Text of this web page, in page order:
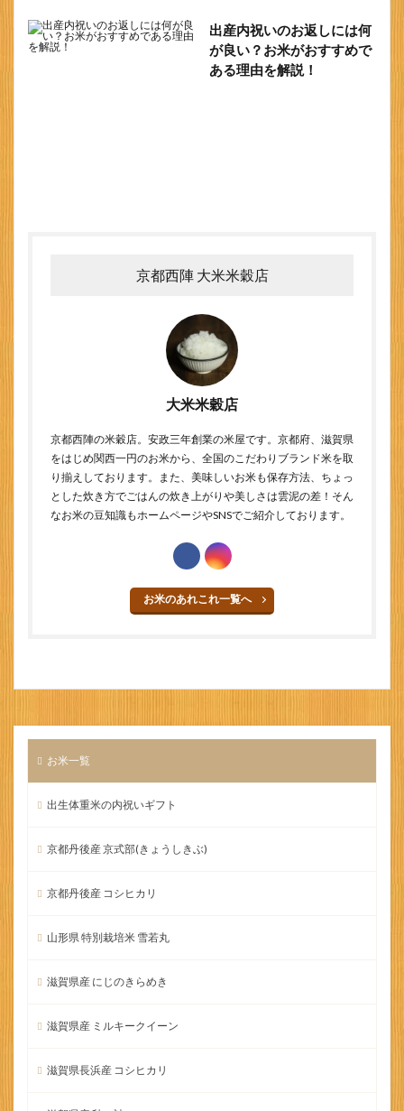
出産内祝いのお返しには何
が良い？お米がおすすめで
ある理由を解説！
京都西陣 大米米穀店
大米米穀店
京都西陣の米穀店。安政三年創業の米屋です。京都府、滋賀県
をはじめ関西一円のお米から、全国のこだわりブランド米を取
り揃えしております。また、美味しいお米も保存方法、ちょっ
とした炊き方でごはんの炊き上がりや美しさは雲泥の差！そん
なお米の豆知識もホームページやSNSでご紹介しております。
お米のあれこれ一覧へ
お米一覧
出生体重米の内祝いギフト
京都丹後産 京式部(きょうしきぶ)
京都丹後産 コシヒカリ
山形県 特別栽培米 雪若丸
滋賀県産 にじのきらめき
滋賀県産 ミルキークイーン
滋賀県長浜産 コシヒカリ